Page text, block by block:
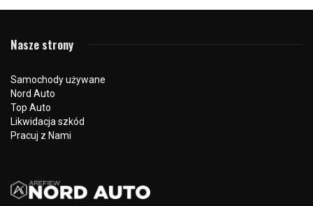
Nasze strony
Samochody używane
Nord Auto
Top Auto
Likwidacja szkód
Pracuj z Nami